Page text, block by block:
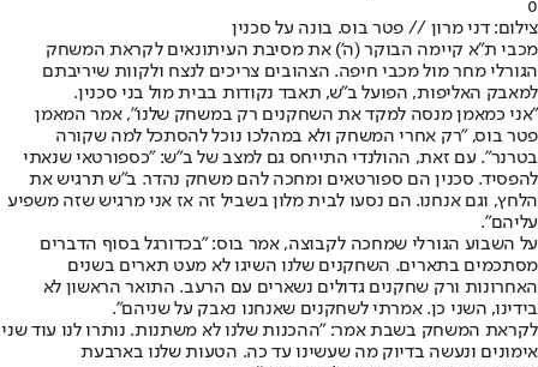
0
צילום: דני מרון // פטר בוס. בונה על סכנין
מכבי ת"א קיימה הבוקר (ה') את מסיבת העיתונאים לקראת המשחק
הגורלי מחר מול מכבי חיפה. הצהובים צריכים לנצח ולקוות שיריבתם
למאבק האליפות, הפועל ב"ש, תאבד נקודות בבית מול בני סכנין.
"אני כמאמן מנסה למקד את השחקנים רק במשחק שלנו", אמר המאמן
פטר בוס, "רק אחרי המשחק ולא במהלכו נוכל להסתכל למה שקורה
בטרנר". עם זאת, ההולנדי התייחס גם למצב של ב"ש: "כספורטאי שנאתי
להפסיד. סכנין הם ספורטאים ומחכה להם משחק נהדר. ב"ש תרגיש את
הלחץ, וגם אנחנו. הם נסעו לבית מלון בשביל זה אז אני מרגיש שזה משפיע
עליהם".
על השבוע הגורלי שמחכה לקבוצה, אמר בוס: "בכדורגל בסוף הדברים
מסתכמים בתארים. השחקנים שלנו השיגו לא מעט תארים בשנים
האחרונות ורק שחקנים גדולים נשארים עם הרעב. התואר הראשון לא
בידינו, השני כן. אמרתי לשחקנים שאנחנו נאבק על שניהם".
לקראת המשחק בשבת אמר: "ההכנות שלנו לא משתנות. נותרו לנו עוד שני
אימונים ונעשה בדיוק מה שעשינו עד כה. הטעות שלנו בארבעת